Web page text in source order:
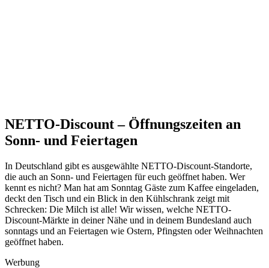
NETTO-Discount – Öffnungszeiten an
Sonn- und Feiertagen
In Deutschland gibt es ausgewählte NETTO-Discount-Standorte,
die auch an Sonn- und Feiertagen für euch geöffnet haben. Wer
kennt es nicht? Man hat am Sonntag Gäste zum Kaffee eingeladen,
deckt den Tisch und ein Blick in den Kühlschrank zeigt mit
Schrecken: Die Milch ist alle! Wir wissen, welche NETTO-
Discount-Märkte in deiner Nähe und in deinem Bundesland auch
sonntags und an Feiertagen wie Ostern, Pfingsten oder Weihnachten
geöffnet haben.
Werbung